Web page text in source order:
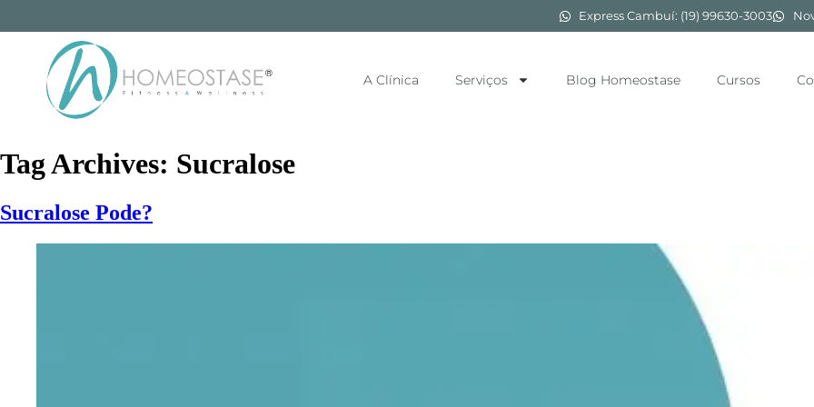
Express Cambuí: (19) 99630-3003
A Clínica Serviços Blog Homeostase Cursos
Tag Archives: Sucralose
Sucralose Pode?